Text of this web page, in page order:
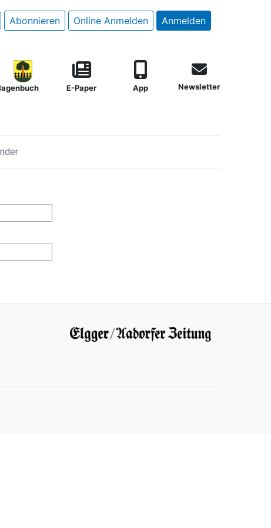
Abonnieren Online Anmelden Anmelden
E-Paper App Newsletter